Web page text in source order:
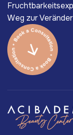
Weg zur